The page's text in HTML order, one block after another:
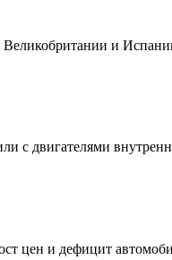
и
с двигателями
цен и дефицит